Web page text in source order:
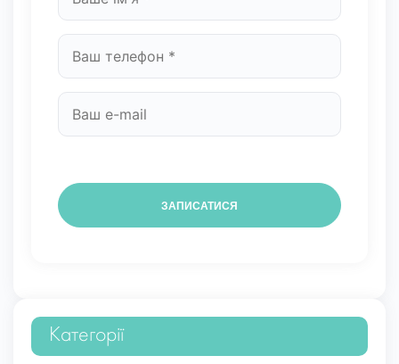
Категорії